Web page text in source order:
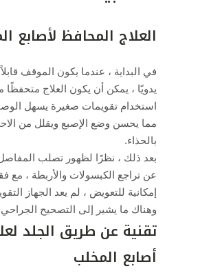
العلاج المحافظ لأصابع
في البداية ، عندما يكون الموقف قابلاً
يدويًا ، يمكن أن يكون العلاج متحفظًا
استخدام تقويمات صغيرة يسهل
مما يحسن وضع الإصبع ويقلل من
بالحذاء.
بعد ذلك ، نظرًا لظهور تصلب المفاصل
عن تراجع الكبسولات والأربطة ، مع
إمكانية للتعويض ، لم يعد الجهاز
وهناك ما يشير إلى التصحيح
تقنية عن طريق الجلد
أصابع المخلب